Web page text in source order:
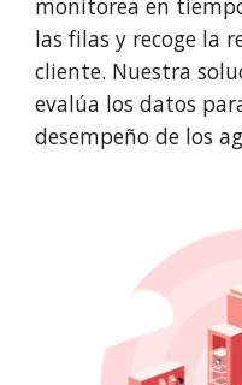
monitorea en
las filas y recoge la
cliente. Nuestra
evalúa los datos
desempeño de los